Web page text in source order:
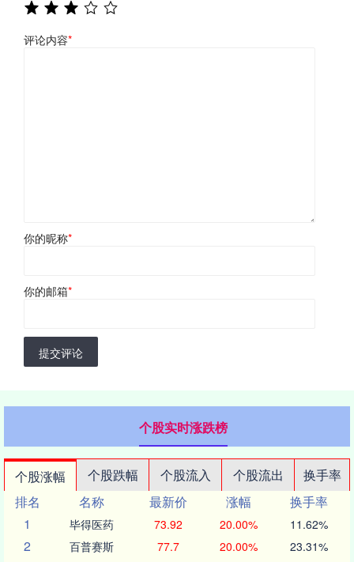
评论内容*
你的昵称*
你的邮箱*
提交评论
个股实时涨跌榜
个股涨幅 个股跌幅 个股流入 个股流出
换手率
排名
名称 最新价 涨幅
换手率
1
毕得医药 73.92 20.00% 11.62%
2 百普赛斯 77.7 20.00% 23.31%